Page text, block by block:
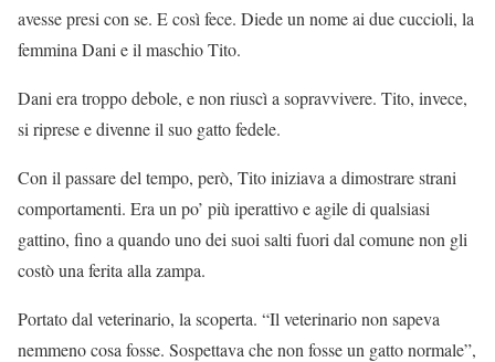
avesse presi con se. E così fece. Diede un nome ai due cuccioli, la
femmina Dani e il maschio Tito.
Dani era troppo debole, e non riuscì a sopravvivere. Tito, invece,
si riprese e divenne il suo gatto fedele.
Con il passare del tempo, però, Tito iniziava a dimostrare strani
comportamenti. Era un po’ più iperattivo e agile di qualsiasi
gattino, fino a quando uno dei suoi salti fuori dal comune non gli
costò una ferita alla zampa.
Portato dal veterinario, la scoperta. “Il veterinario non sapeva
nemmeno cosa fosse. Sospettava che non fosse un gatto normale”,